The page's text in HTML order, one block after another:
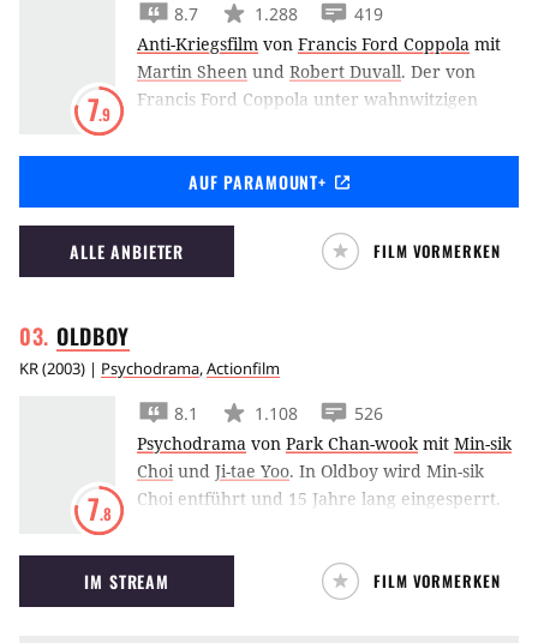
7.9
8.7 1.288
419
Anti-Kriegsfilm von Francis Ford Coppola mit
Martin Sheen und Robert Duvall. Der von
Francis Ford Coppola unter wahnwitzigen
als einer der größten Klassiker des Anti-
Kriegs-Films und zeigt Martin Sheen in einem
psychedelischen Vietnam-Albtraum.
AUF PARAMOUNT+
ALLE ANBIETER FILM VORMERKEN
OLDBOY
KR(2003) | Psychodrama,Actionfilm
7.8
8.1 1.108
526
Psychodrama von Park Chan-wookmit Min-sik
Choiund Ji-tae Yoo. In Oldboy wird Min-sik
Choi entführt und 15 Jahre lang eingesperrt.
er Rache üben und herausfinden, weshalb er
eingesperrt wurde.
IM STREAM FILM VORMERKEN